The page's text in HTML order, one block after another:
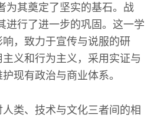
为其奠定了坚实的基石。战
进行了进一步的巩固。这一学
，致力于宣传与说服的研
义和行为主义，采用实证与
现有政治与商业体系。
类、技术与文化三者间的相